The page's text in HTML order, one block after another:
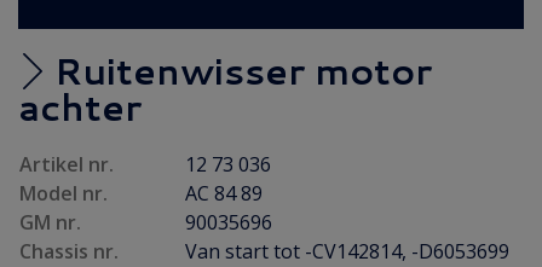
Brandstof / Uitlaat
Bumper / Spoiler / Spiegel (84)
Carrosserie plaatwerk(37)
Elektrisch / Verlichting (79)
Emblemen / Sierlijsten(112)
Ruitenwisser motor
achter
Artikel nr.
12 73 036
Model nr.
AC 84 89
GM nr.
90035696
Chassis nr.
Van start tot -CV142814, -D6053699